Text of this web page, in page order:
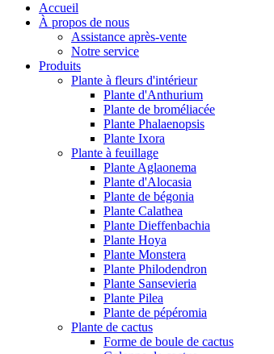
Accueil
À propos de nous
Assistance après-vente
Notre service
Produits
Plante à fleurs d'intérieur
Plante d'Anthurium
Plante de broméliacée
Plante Phalaenopsis
Plante Ixora
Plante à feuillage
Plante Aglaonema
Plante d'Alocasia
Plante de bégonia
Plante Calathea
Plante Dieffenbachia
Plante Hoya
Plante Monstera
Plante Philodendron
Plante Sansevieria
Plante Pilea
Plante de pépéromia
Plante de cactus
Forme de boule de cactus